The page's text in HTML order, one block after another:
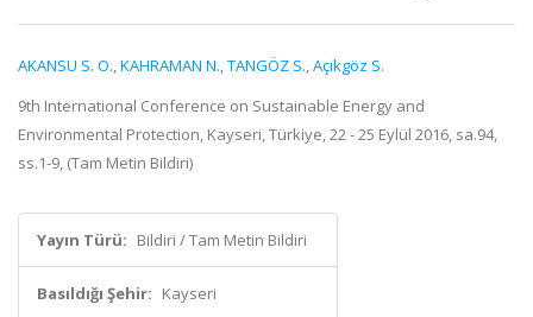
AKANSU S. O.,KAHRAMAN N.,TANGÖZ S.,Açıkgöz S.
9th International Conference on Sustainable Energy and
Environmental Protection, Kayseri, Türkiye, 22 - 25 Eylül 2016, sa.94,
ss.1-9, (Tam Metin Bildiri)
Yayın Türü: Bildiri / Tam Metin Bildiri
Basıldığı Şehir: Kayseri